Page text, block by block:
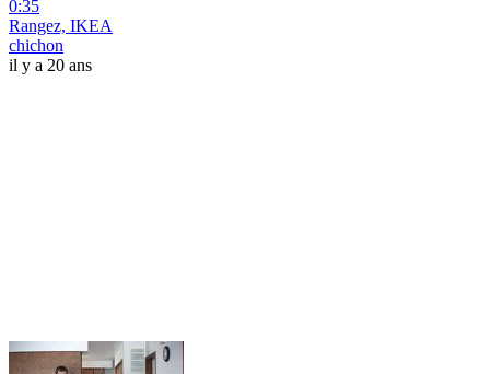
0:35
Rangez, IKEA
chichon
il y a 20 ans